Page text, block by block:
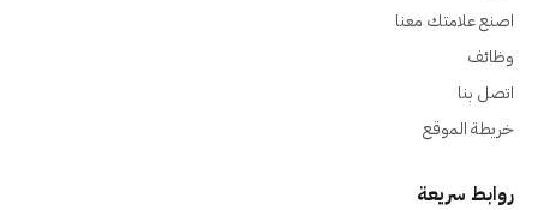
اصنع علامتك معنا
وظائف
اتصل بنا
خريطة الموقع
روابط سريعة